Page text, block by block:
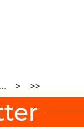
... > >>